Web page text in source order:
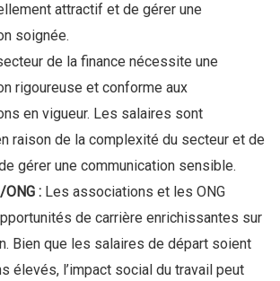
attractif et de gérer une
soignée.
de la finance nécessite une
rigoureuse et conforme aux
en vigueur. Les salaires sont
raison de la complexité du secteur et de
gérer une communication sensible.
: Les associations et les ONG
de carrière enrichissantes sur
Bien que les salaires de départ soient
élevés, l’impact social du travail peut